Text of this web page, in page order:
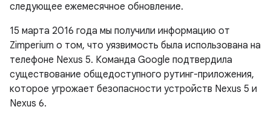
следующее ежемесячное обновление.
15 марта 2016 года мы получили информацию от
Zimperium о том, что уязвимость была использована на
телефоне Nexus 5. Команда Google подтвердила
существование общедоступного рутинг-приложения,
которое угрожает безопасности устройств Nexus 5 и
Nexus 6.